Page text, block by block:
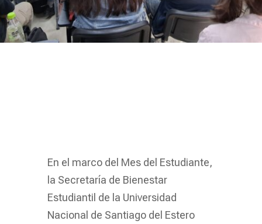
En el marco del Mes del Estudiante,
la Secretaría de Bienestar
Estudiantil de la Universidad
Nacional de Santiago del Estero